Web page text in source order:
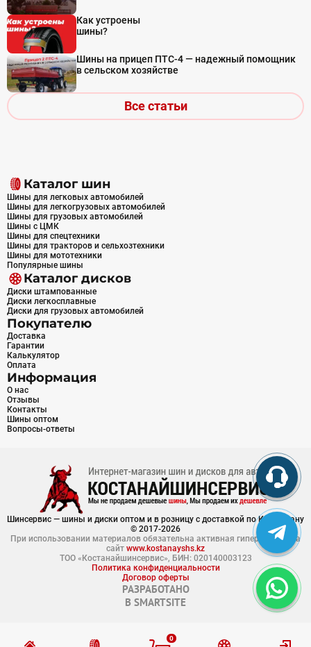
0
Как устроены
шины?
Шины на прицеп ПТС-4 — надежный помощник
в сельском хозяйстве
Все статьи
Каталог шин
Шины для легковых автомобилей
Шины для легкогрузовых автомобилей
Шины для грузовых автомобилей
Шины с ЦМК
Шины для спецтехники
Шины для тракторов и сельхозтехники
Шины для мототехники
Популярные шины
Каталог дисков
Диски штампованные
Диски легкосплавные
Диски для грузовых автомобилей
Покупателю
Доставка
Гарантии
Калькулятор
Оплата
Информация
О нас
Отзывы
Контакты
Шины оптом
Вопросы-ответы
Шинсервис — шины и диски оптом и в розницу с доставкой по Казахстану
© 2017-2026
При использовании материалов обязательна активная гиперссылка на
сайт www.kostanayshs.kz
ТОО «Костанайшинсервис», БИН: 020140003123
Политика конфиденциальности
Договор оферты
РАЗРАБОТАНО
В SMARTSITE